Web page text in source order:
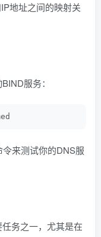
地址之间的映射关
服务：
来测试你的DNS服
务之一，尤其是在